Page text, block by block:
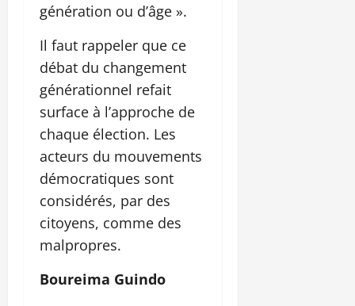
génération ou d’âge ».
Il faut rappeler que ce
débat du changement
générationnel refait
surface à l’approche de
chaque élection. Les
acteurs du mouvements
démocratiques sont
considérés, par des
citoyens, comme des
malpropres.
Boureima Guindo